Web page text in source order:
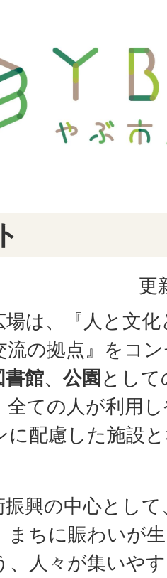
更
は、『人と文
流の拠点』をコ
書館、 公園 とし
全ての人が利用
に配慮した施設
興の中心とし
まちに賑わいが
、人々が集いや